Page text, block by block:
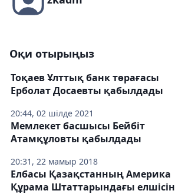
Оқи отырыңыз
20:44, 02 шілде 2021
Тоқаев Ұлттық банк төрағасы
Ерболат Досаевты қабылдады
20:31, 22 мамыр 2018
Мемлекет басшысы Бейбіт
Атамқұловты қабылдады
Елбасы Қазақстанның Америка
Құрама Штаттарындағы елшісін